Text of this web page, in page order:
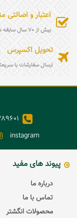
اعتبار و اصالتی
بیش از 70 سال سابقه درخشان در زمینه فروش انواع محصولات
تحویل اکسپرس
ارسال سفارشات با
instagram
پیوند های مفید
درباره ما
تماس با ما
محصولات انگشتر